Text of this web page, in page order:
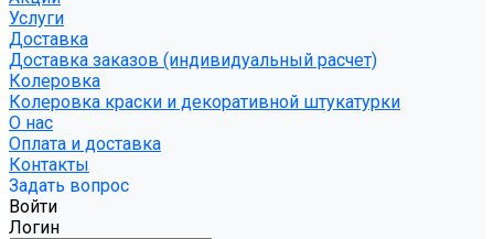
Услуги
Доставка
Доставка заказов (индивидуальный расчет)
Колеровка
Колеровка краски и декоративной штукатурки
О нас
Оплата и доставка
Контакты
Задать вопрос
Войти
Логин